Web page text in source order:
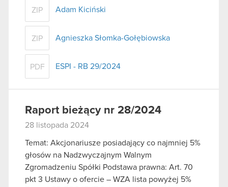
ZIP Adam Kiciński
ZIP Agnieszka Słomka-Gołębiowska
PDF ESPI - RB 29/2024
Raport bieżący nr 28/2024
28 listopada 2024
Temat: Akcjonariusze posiadający co najmniej 5%
głosów na Nadzwyczajnym Walnym
Zgromadzeniu Spółki Podstawa prawna: Art. 70
pkt 3 Ustawy o ofercie – WZA lista powyżej 5%